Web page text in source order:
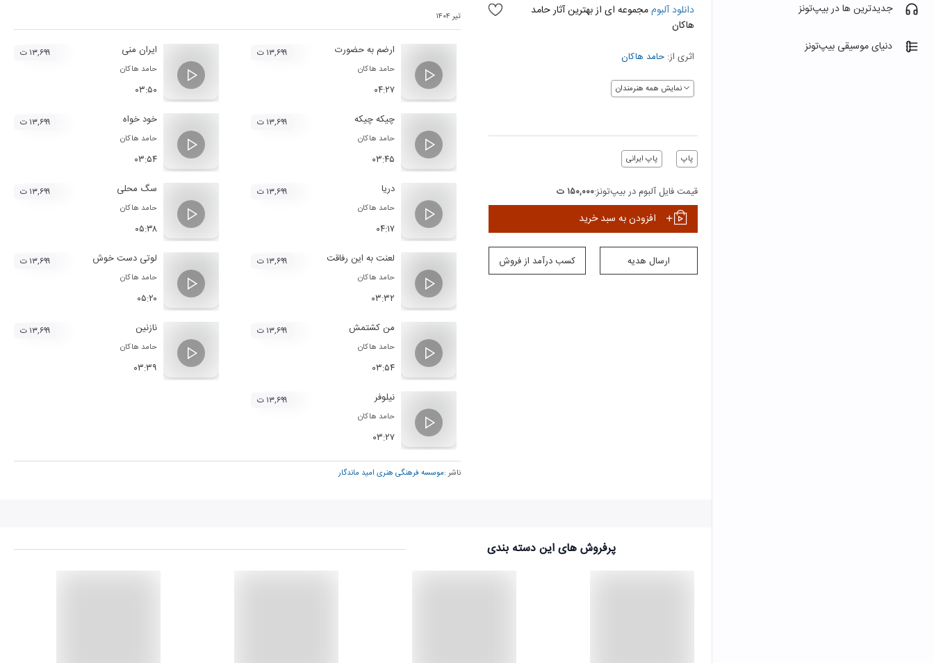
جدیدترین ها در بیپ‌تونز
دنیای موسیقی بیپ‌تونز
دانلود آلبوممجموعه ای از بهترین آثار حامد
هاکان
اثری از: حامد هاکان
نمایش همه هنرمندان
پاپ پاپ ایرانی
قیمت فایل آلبوم در بیپ‌تونز:۱۵۰,۰۰۰ ت
افزودن به سبد خرید
ارسال هدیه کسب درآمد از فروش
تیر ۱۴۰۴
ارضم به حضورت
حامد هاکان
۰۴:۲۷
۱۳,۶۹۹ ت ایران منی
حامد هاکان
۰۳:۵۰
۱۳,۶۹۹ ت
چیکه چیکه
حامد هاکان
۰۳:۴۵
۱۳,۶۹۹ ت خود خواه
حامد هاکان
۰۳:۵۴
۱۳,۶۹۹ ت
دریا
حامد هاکان
۰۴:۱۷
۱۳,۶۹۹ ت سگ محلی
حامد هاکان
۰۵:۳۸
۱۳,۶۹۹ ت
لعنت به این رفاقت
حامد هاکان
۰۳:۳۲
۱۳,۶۹۹ ت لوتی دست خوش
حامد هاکان
۰۵:۲۰
۱۳,۶۹۹ ت
من کشتمش
حامد هاکان
۰۳:۵۴
۱۳,۶۹۹ ت نازنین
حامد هاکان
۰۳:۳۹
۱۳,۶۹۹ ت
نیلوفر
حامد هاکان
۰۳:۲۷
۱۳,۶۹۹ ت
ناشر :موسسه فرهنگی هنری امید ماندگار
پرفروش های این دسته بندی